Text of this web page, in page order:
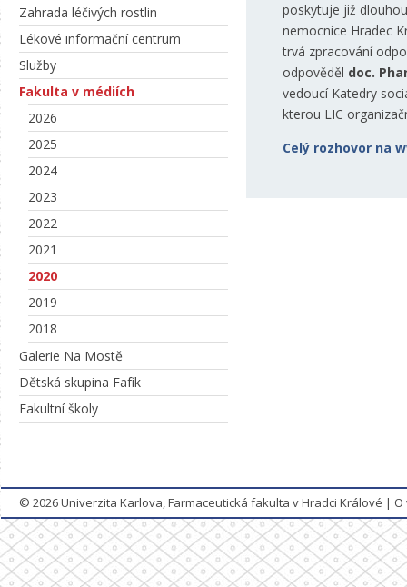
Zahrada léčivých rostlin
Lékové informační centrum
Služby
Fakulta v médiích
2026
2025
2024
2023
2022
2021
2020
2019
2018
Galerie Na Mostě
Dětská skupina Fafík
Fakultní školy
poskytuje již
nemocnice Hradec
trvá zpracování
odpověděl doc.
vedoucí Katedry
kterou LIC
Celý rozhovor na
© 2026Univerzita Karlova, Farmaceutická fakulta v Hradci Králové |